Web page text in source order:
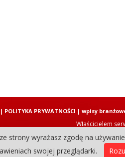
Właścicielem
Copyright © 2004-2026
| POLITYKA PRYWATNOŚCI | wpisy
strony wyrażasz zgodę na
swojej przeglądarki.